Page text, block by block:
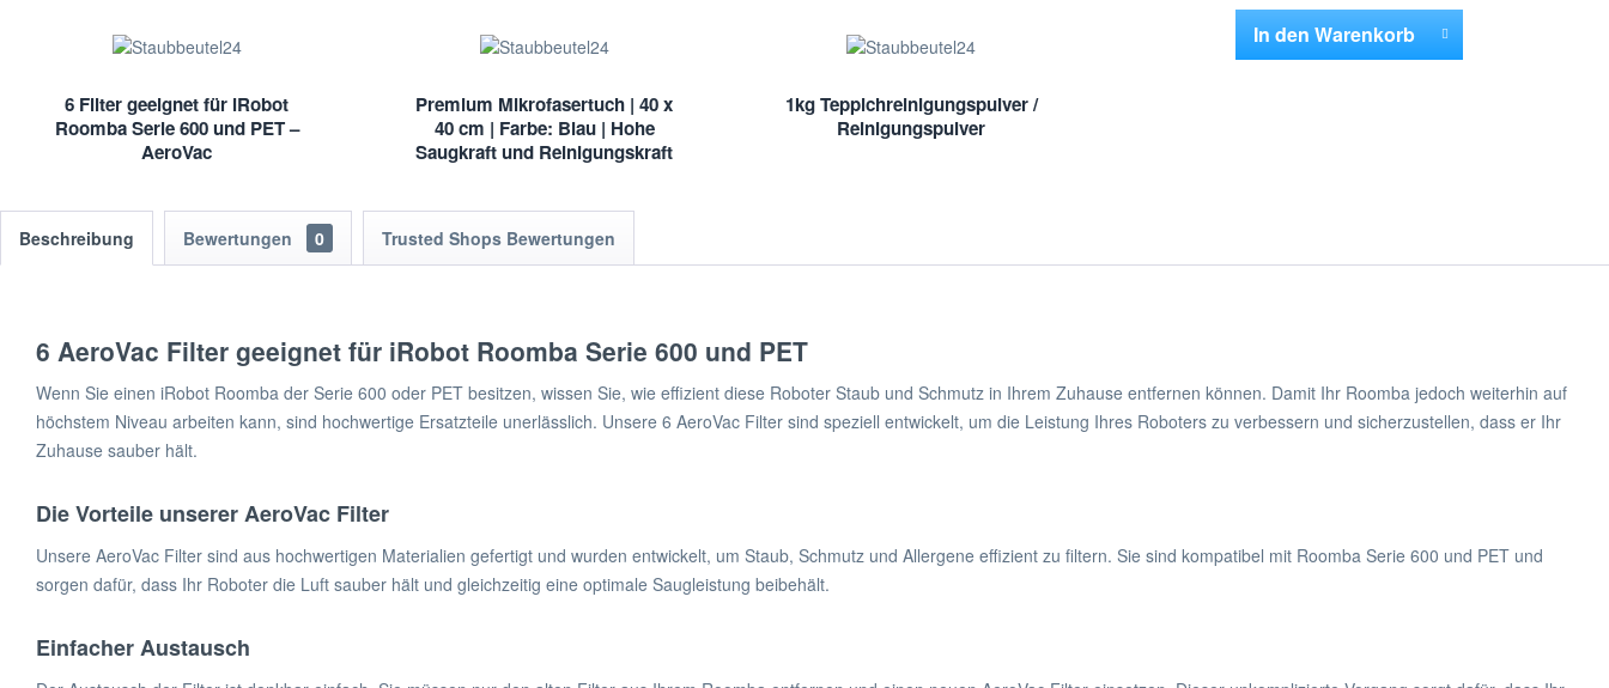
6 Filter geeignet für iRobot
Roomba Serie 600 und PET –
AeroVac
Premium Mikrofasertuch | 40 x
40 cm | Farbe: Blau | Hohe
Saugkraft und Reinigungskraft
1kg Teppichreinigungspulver /
Reinigungspulver
In den Warenkorb
Beschreibung Bewertungen 0 Trusted Shops Bewertungen
6 AeroVac Filter geeignet für iRobot Roomba Serie 600 und PET
Wenn Sie einen iRobot Roomba der Serie 600 oder PET besitzen, wissen Sie, wie effizient diese Roboter Staub und Schmutz in Ihrem Zuhause entfernen können. Damit Ihr Roomba jedoch weiterhin auf
höchstem Niveau arbeiten kann, sind hochwertige Ersatzteile unerlässlich. Unsere 6 AeroVac Filter sind speziell entwickelt, um die Leistung Ihres Roboters zu verbessern und sicherzustellen, dass er Ihr
Zuhause sauber hält.
Die Vorteile unserer AeroVac Filter
Unsere AeroVac Filter sind aus hochwertigen Materialien gefertigt und wurden entwickelt, um Staub, Schmutz und Allergene effizient zu filtern. Sie sind kompatibel mit Roomba Serie 600 und PET und
sorgen dafür, dass Ihr Roboter die Luft sauber hält und gleichzeitig eine optimale Saugleistung beibehält.
Einfacher Austausch